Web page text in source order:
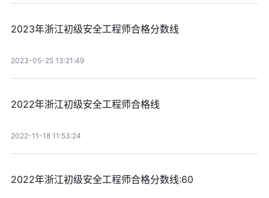
2023年浙江初级安全工程师合格分数线
2023-05-25 13:21:49
2022年浙江初级安全工程师合格线
2022-11-18 11:53:24
2022年浙江初级安全工程师合格分数线:60